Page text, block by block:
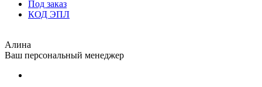
Под заказ
КОД ЭПЛ
Алина
Ваш персональный менеджер